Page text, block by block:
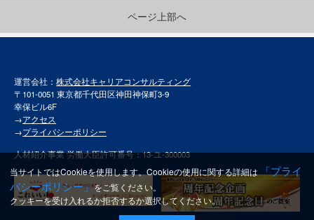
ページ上部へ
運営会社：株式会社キャリアコンサルティング
〒101-0051 東京都千代田区神田神保町3-9
幸保ビル6F
→アクセス
→プライバシーポリシー
人材紹介事業 労働大臣許可番号：13-ユ-300003
当サイトではCookieを使用します。Cookieの使用に関する詳細は
「プライ
バシーポリシー」をご覧ください。
クッキーを受け入れるか拒否するか選択してください。